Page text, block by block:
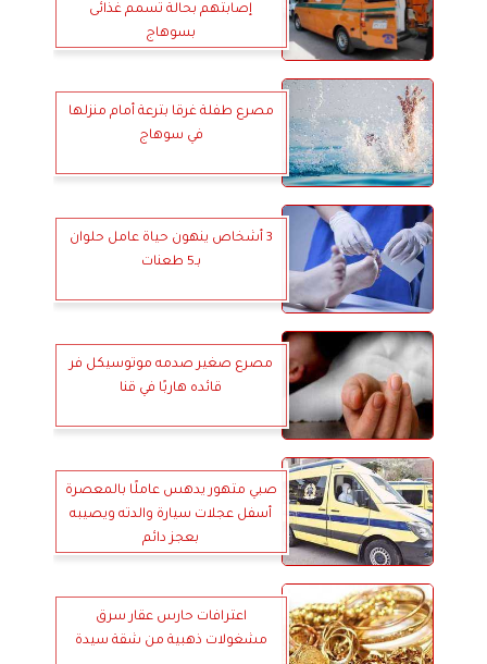
إصابتهم بحالة تسمم غذائى
بسوهاج
مصرع طفلة غرقا بترعة أمام منزلها
في سوهاج
3 أشخاص ينهون حياة عامل حلوان
بـ5 طعنات
مصرع صغير صدمه موتوسيكل فر
قائده هاربًا في قنا
صبي متهور يدهس عاملًا بالمعصرة
أسفل عجلات سيارة والدته ويصيبه
بعجز دائم
اعترافات حارس عقار سرق
مشغولات ذهبية من شقة سيدة